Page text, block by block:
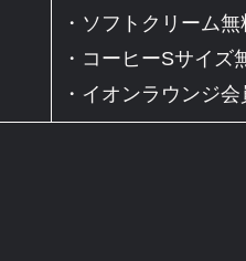
・ソフトクリーム
・コーヒーSサイズ
・イオンラウンジ会